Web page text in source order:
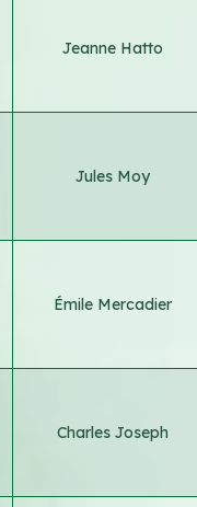
Jeanne Hatto
Jules Moy
Émile Mercadier
Charles Joseph